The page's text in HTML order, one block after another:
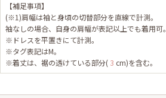
【補足事項】
(※1)肩幅は袖と身頃の切替部分を直線で計測。
袖なしの場合、自身の肩幅が表記以上でも着用可。
※ドレスを平置きにて計測。
※タグ表記はM。
※着丈は、裾の透けている部分( 3 cm)を含む。